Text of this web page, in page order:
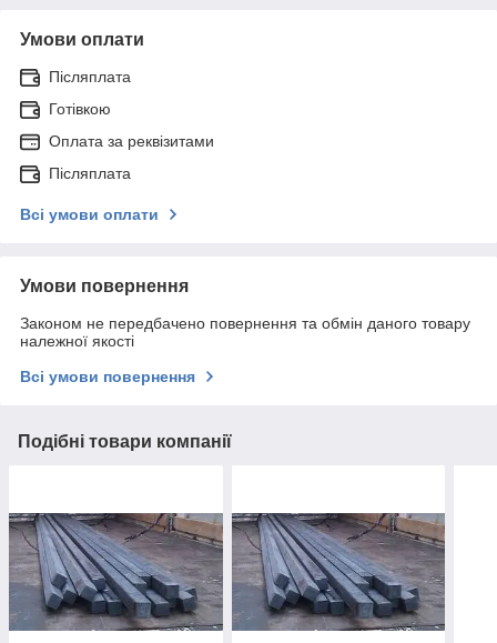
Умови оплати
Післяплата
Готівкою
Оплата за реквізитами
Післяплата
Всі умови оплати
Умови повернення
Законом не передбачено повернення та обмін даного товару
належної якості
Всі умови повернення
Подібні товари компанії